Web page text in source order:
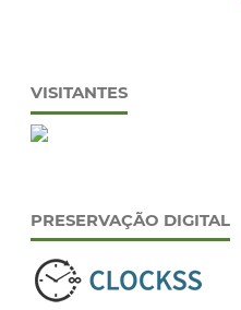
VISITANTES
PRESERVAÇÃO DIGITAL